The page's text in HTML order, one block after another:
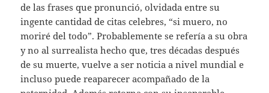
de las frases que pronunció, olvidada entre su
ingente cantidad de citas celebres, “si muero, no
moriré del todo”. Probablemente se refería a su obra
y no al surrealista hecho que, tres décadas después
de su muerte, vuelve a ser noticia a nivel mundial e
incluso puede reaparecer acompañado de la